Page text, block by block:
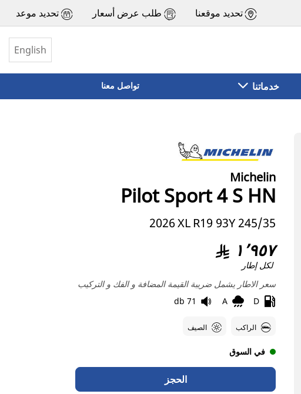
تحديد موقعنا طلب عرض أسعار تحديد موعد
English
خدماتنا تواصل معنا
Michelin
Pilot Sport 4 S HN
245/35 R19 93Y
XL
2026
١٬٩٥٧
لكل إطار
سعر الاطار يشمل ضريبة القيمة المضافة و الفك و التركيب
D
A
71 db
الراكب الصيف
في السوق
الحجز